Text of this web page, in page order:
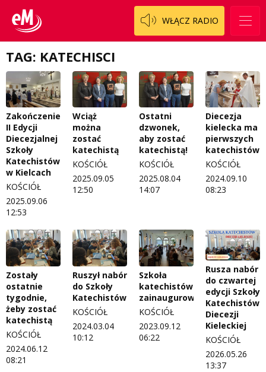
WŁĄCZ RADIO
Włoszczowski
Cały ten sport
Dzieciaki Cudaki
Fascynująca nauka
Historia na fali
Modna kultura
OdNowa
Pacjent, którego nie zapomnę
Pasjonaci
Piąta strona świata
Prawdę mówiąc
Słowo Dnia
Tak wierzę
Weekend z blondynką
W starych Kielcach
Wszystko w temacie
Koncert życzeń
Kontakt
O nas
Regulamin programu Patron
Zespół
Logo do pobrania
Regulamin konkursów
Regulamin przesyłania materiałów
Regulamin sklepu internetowego
Regulamin darowizn
Regulamin konkursu Zwierzak naszej klasy
Polityka prywatności
ZNAJDZIESZ NAS TAKŻE NA
TAG: KATECHISCI
Zakończenie
II Edycji
Diecezjalnej
Szkoły
Katechistów
w Kielcach
KOŚCIÓŁ
2025.09.06
12:53
Wciąż
można
zostać
katechistą
KOŚCIÓŁ
2025.09.05
12:50
Ostatni
dzwonek,
aby zostać
katechistą!
KOŚCIÓŁ
2025.08.04
14:07
Diecezja
kielecka ma
pierwszych
katechistów
KOŚCIÓŁ
2024.09.10
08:23
Zostały
ostatnie
tygodnie,
żeby zostać
katechistą
KOŚCIÓŁ
2024.06.12
08:21
Ruszył nabór
do Szkoły
Katechistów
KOŚCIÓŁ
2024.03.04
10:12
Szkoła
katechistów
zainaugurowana
KOŚCIÓŁ
2023.09.12
06:22
Rusza nabór
do czwartej
edycji Szkoły
Katechistów
Diecezji
Kieleckiej
KOŚCIÓŁ
2026.05.26
13:37